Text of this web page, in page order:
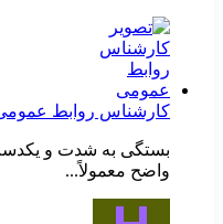
کارشناس روابط
بستگی به شدت و
واضح معمولاً...